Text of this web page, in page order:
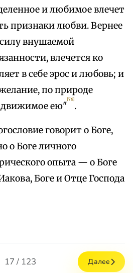
и любимое влечет
признаки любви. Вернее
внушаемой
влечется ко
в себе эрос и любовь; и
по природе
ею"
[76]
.
говорит о Боге,
о Боге личного
опыта — о Боге
Боге и Отце Господа
17 / 123 Далее